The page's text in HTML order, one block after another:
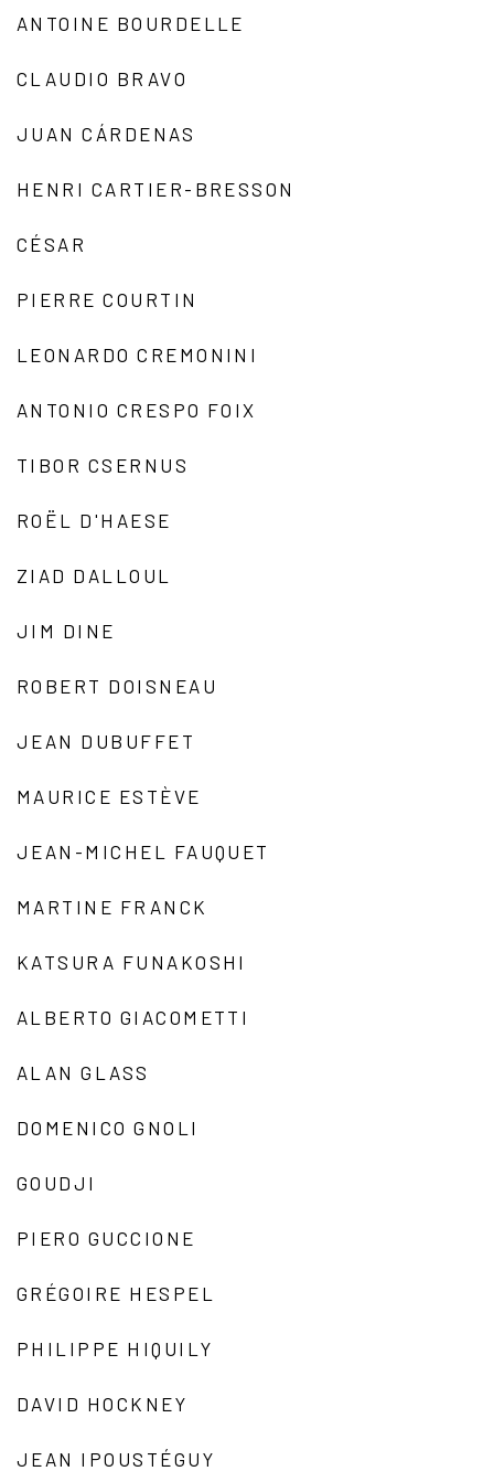
ANTOINE BOURDELLE
CLAUDIO BRAVO
JUAN CÁRDENAS
HENRI CARTIER-BRESSON
CÉSAR
PIERRE COURTIN
LEONARDO CREMONINI
ANTONIO CRESPO FOIX
TIBOR CSERNUS
ROËL D'HAESE
ZIAD DALLOUL
JIM DINE
ROBERT DOISNEAU
JEAN DUBUFFET
MAURICE ESTÈVE
JEAN-MICHEL FAUQUET
MARTINE FRANCK
KATSURA FUNAKOSHI
ALBERTO GIACOMETTI
ALAN GLASS
DOMENICO GNOLI
GOUDJI
PIERO GUCCIONE
GRÉGOIRE HESPEL
PHILIPPE HIQUILY
DAVID HOCKNEY
JEAN IPOUSTÉGUY